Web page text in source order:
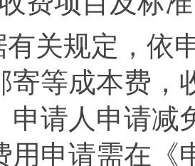
有关规定，依
寄等成本费，
申请人申请减
用申请需在《